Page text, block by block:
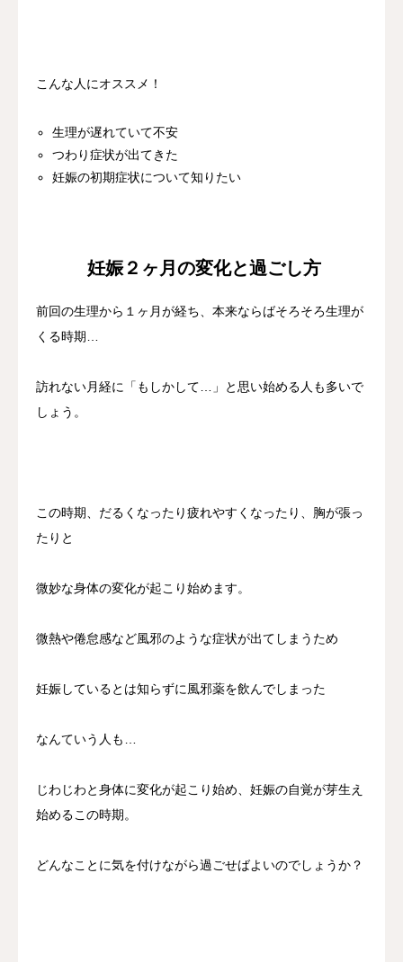
こんな人にオススメ！
生理が遅れていて不安
つわり症状が出てきた
妊娠の初期症状について知りたい
妊娠２ヶ月の変化と過ごし方
前回の生理から１ヶ月が経ち、本来ならばそろそろ生理が
くる時期…
訪れない月経に「もしかして…」と思い始める人も多いで
しょう。
この時期、だるくなったり疲れやすくなったり、胸が張っ
たりと
微妙な身体の変化が起こり始めます。
微熱や倦怠感など風邪のような症状が出てしまうため
妊娠しているとは知らずに風邪薬を飲んでしまった
なんていう人も…
じわじわと身体に変化が起こり始め、妊娠の自覚が芽生え
始めるこの時期。
どんなことに気を付けながら過ごせばよいのでしょうか？